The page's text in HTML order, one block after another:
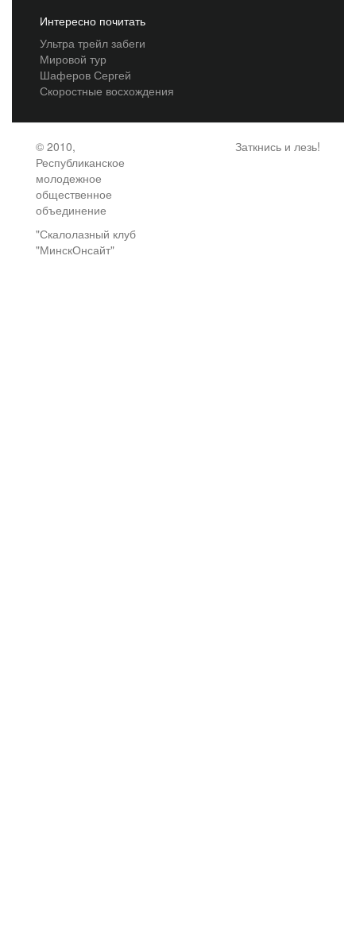
Интересно почитать
Ультра трейл забеги
Мировой тур
Шаферов Сергей
Скоростные восхождения
© 2010,
Республиканское
молодежное
общественное
объединение
"Скалолазный клуб
"МинскОнсайт"
Заткнись и лезь!